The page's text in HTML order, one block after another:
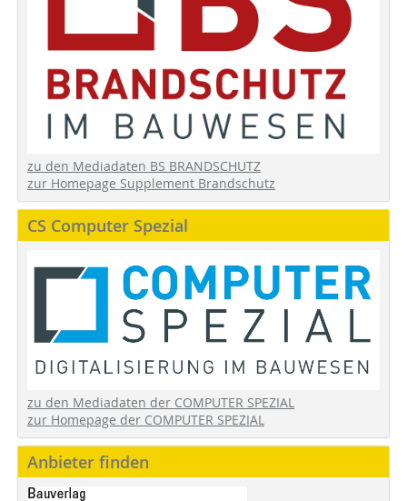
zu den Mediadaten BS BRANDSCHUTZ
zur Homepage Supplement Brandschutz
CS Computer Spezial
zu den Mediadaten der COMPUTER SPEZIAL
zur Homepage der COMPUTER SPEZIAL
Anbieter finden